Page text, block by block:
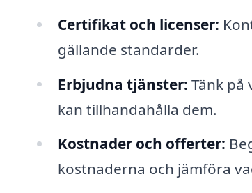
Certifikat och licenser:
gällande standarder.
Erbjudna tjänster: Tänk på
kan tillhandahålla dem.
Kostnader och offerter:
kostnaderna och jämföra